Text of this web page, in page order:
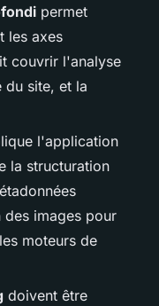
permet
les axes
couvrir l'analyse
site, et la
l'application
la structuration
images pour
moteurs de
doivent être